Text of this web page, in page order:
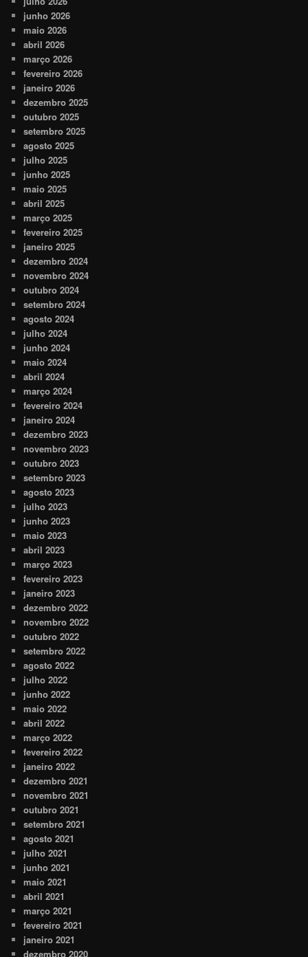
junho 2026
maio 2026
abril 2026
março 2026
fevereiro 2026
janeiro 2026
dezembro 2025
outubro 2025
setembro 2025
agosto 2025
julho 2025
junho 2025
maio 2025
abril 2025
março 2025
fevereiro 2025
janeiro 2025
dezembro 2024
novembro 2024
outubro 2024
setembro 2024
agosto 2024
julho 2024
junho 2024
maio 2024
abril 2024
março 2024
fevereiro 2024
janeiro 2024
dezembro 2023
novembro 2023
outubro 2023
setembro 2023
agosto 2023
julho 2023
junho 2023
maio 2023
abril 2023
março 2023
fevereiro 2023
janeiro 2023
dezembro 2022
novembro 2022
outubro 2022
setembro 2022
agosto 2022
julho 2022
junho 2022
maio 2022
abril 2022
março 2022
fevereiro 2022
janeiro 2022
dezembro 2021
novembro 2021
outubro 2021
setembro 2021
agosto 2021
julho 2021
junho 2021
maio 2021
abril 2021
março 2021
fevereiro 2021
janeiro 2021
dezembro 2020